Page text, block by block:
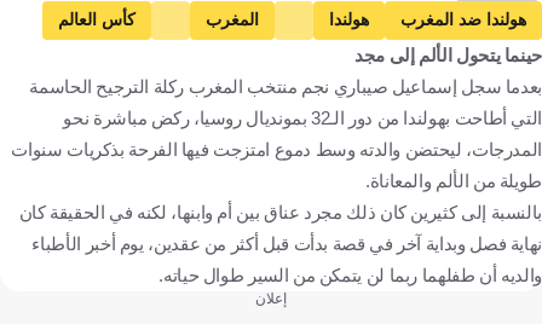
ChatGPT
هولندا ضد المغرب هولندا المغرب
كأس العالم
كندا ضد المغرب
كندا
المغرب
المكسيك كندا الولايات المتحدة كرة قدم
حينما يتحول الألم إلى مجد
بعدما سجل إسماعيل صيباري نجم منتخب المغرب ركلة الترجيح الحاسمة
التي أطاحت بهولندا من دور الـ32 بمونديال روسيا، ركض مباشرة نحو
المدرجات، ليحتضن والدته وسط دموع امتزجت فيها الفرحة بذكريات سنوات
طويلة من الألم والمعاناة.
بالنسبة إلى كثيرين كان ذلك مجرد عناق بين أم وابنها، لكنه في الحقيقة كان
نهاية فصل وبداية آخر في قصة بدأت قبل أكثر من عقدين، يوم أخبر الأطباء
والديه أن طفلهما ربما لن يتمكن من السير طوال حياته.
إعلان